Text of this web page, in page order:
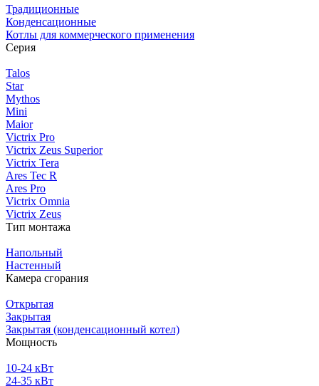
Традиционные
Конденсационные
Котлы для коммерческого применения
Серия
Talos
Star
Mythos
Mini
Maior
Victrix Pro
Victrix Zeus Superior
Victrix Tera
Ares Tec R
Ares Pro
Victrix Omnia
Victrix Zeus
Тип монтажа
Напольный
Настенный
Камера сгорания
Открытая
Закрытая
Закрытая (конденсационный котел)
Мощность
10-24 кВт
24-35 кВт